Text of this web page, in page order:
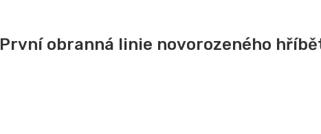
První obranná linie novorozeného